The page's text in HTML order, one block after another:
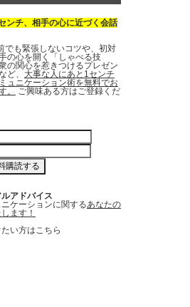
ンチ、相手の心に近づく会話
でも緊張しないコツや、初対
の心を開く「しゃべる技
の関心を惹きつけるプレゼン
ど、 大事な人にあと1センチ
ュニケーション術を無料でお
。
ご興味ある方はご登録くだ
アドバイス
ケーションに関するあなたの
ます！
い方はこちら